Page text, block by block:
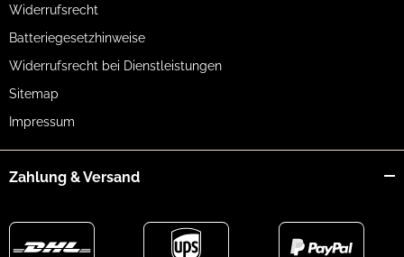
Widerrufsrecht
Batteriegesetzhinweise
Widerrufsrecht bei Dienstleistungen
Sitemap
Impressum
Zahlung & Versand